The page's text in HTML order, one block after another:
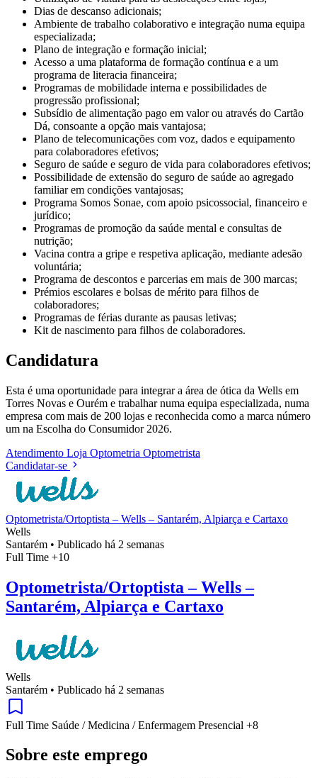
Dias de descanso adicionais;
Ambiente de trabalho colaborativo e integração numa equipa
especializada;
Plano de integração e formação inicial;
Acesso a uma plataforma de formação contínua e a um
programa de literacia financeira;
Programas de mobilidade interna e possibilidades de
progressão profissional;
Subsídio de alimentação pago em valor ou através do Cartão
Dá, consoante a opção mais vantajosa;
Plano de telecomunicações com voz, dados e equipamento
para colaboradores efetivos;
Seguro de saúde e seguro de vida para colaboradores efetivos;
Possibilidade de extensão do seguro de saúde ao agregado
familiar em condições vantajosas;
Programa Somos Sonae, com apoio psicossocial, financeiro e
jurídico;
Programas de promoção da saúde mental e consultas de
nutrição;
Vacina contra a gripe e respetiva aplicação, mediante adesão
voluntária;
Programa de descontos e parcerias em mais de 300 marcas;
Prémios escolares e bolsas de mérito para filhos de
colaboradores;
Programas de férias durante as pausas letivas;
Kit de nascimento para filhos de colaboradores.
Candidatura
Esta é uma oportunidade para integrar a área de ótica da Wells em
Torres Novas e Ourém e trabalhar numa equipa especializada, numa
empresa com mais de 200 lojas e reconhecida como a marca número
um na Escolha do Consumidor 2026.
Atendimento Loja Optometria Optometrista
Candidatar-se
Optometrista/Ortoptista – Wells – Santarém, Alpiarça e Cartaxo
Wells
Santarém • Publicado há 2 semanas
Full Time +10
Optometrista/Ortoptista – Wells –
Santarém, Alpiarça e Cartaxo
Wells
Santarém • Publicado há 2 semanas
Full Time Saúde / Medicina / Enfermagem Presencial +8
Sobre este emprego